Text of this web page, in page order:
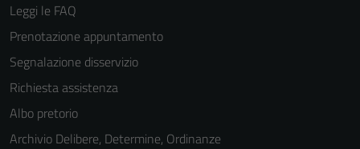
Leggi le FAQ
Prenotazione appuntamento
Segnalazione disservizio
Richiesta assistenza
Albo pretorio
Archivio Delibere, Determine, Ordinanze